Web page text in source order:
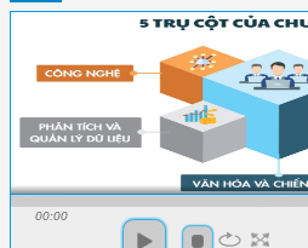
00:00